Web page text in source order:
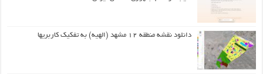
دانلود نقشه منطقه ۱۲ مشهد (الهیه) به تفکیک کاربریها